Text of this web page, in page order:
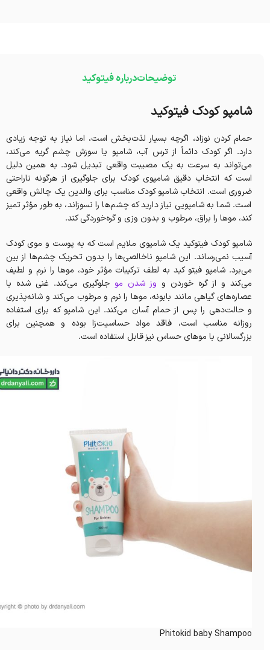
توضیحاتدرباره فیتوکید
شامپو کودک فیتوکید
حمام کردن نوزاد، اگرچه بسیار لذت‌بخش است، اما نیاز به توجه زیادی
دارد. اگر کودک دائماً از ترس آب، شامپو یا سوزش چشم گریه می‌کند،
می‌تواند به سرعت به یک مصیبت واقعی تبدیل شود. به همین دلیل
است که انتخاب دقیق شامپوی کودک برای جلوگیری از هرگونه ناراحتی
ضروری است. انتخاب شامپو کودک مناسب برای والدین یک چالش واقعی
است. شما به شامپویی نیاز دارید که چشم‌ها را نسوزاند، به طور مؤثر تمیز
کند، موها را براق، مرطوب و بدون وزی و گره‌خوردگی کند.
شامپو کودک فیتوکید یک شامپوی ملایم است که به پوست و موی کودک
آسیب نمی‌رساند. این شامپو ناخالصی‌ها را بدون تحریک چشم‌ها از بین
می‌برد. شامپو فیتو کید به لطف ترکیبات مؤثر خود، موها را نرم و لطیف
می‌کند و از گره خوردن و وز شدن مو جلوگیری می‌کند. غنی شده با
عصاره‌های گیاهی مانند بابونه، موها را نرم و مرطوب می‌کند و شانه‌پذیری
و حالت‌دهی را پس از حمام آسان‌ می‌کند. این شامپو که برای استفاده
روزانه مناسب است، فاقد مواد حساسیت‌زا بوده و همچنین برای
بزرگسالانی با موهای حساس نیز قابل استفاده است.
Phitokid baby Shampoo